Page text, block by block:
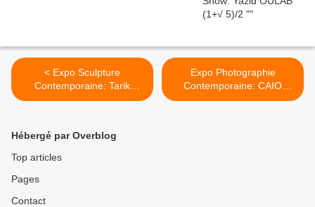
< Expo Sculpture
Contemporaine: Tarik
KISWANSON "No Hard
Expo Photographie
Contemporaine: CAIO
REISEWITZ "Disorder" >
Hébergé par Overblog
Top articles
Pages
Contact